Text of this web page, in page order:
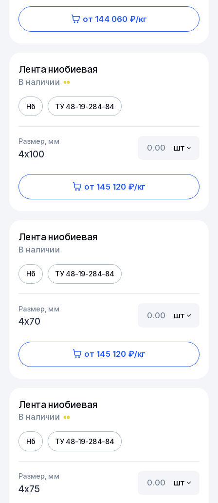
от 144 060 ₽/кг
Лента ниобиевая
В наличии
Нб ТУ 48-19-284-84
Размер, мм
4х100
шт
от 145 120 ₽/кг
Лента ниобиевая
В наличии
Нб ТУ 48-19-284-84
Размер, мм
4х70
шт
от 145 120 ₽/кг
Лента ниобиевая
В наличии
Нб ТУ 48-19-284-84
Размер, мм
4х75
шт